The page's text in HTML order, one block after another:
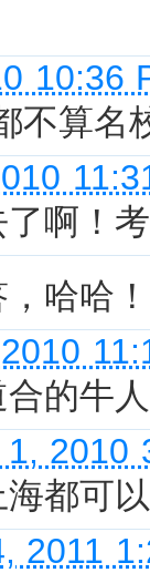
10:36
不算名
啊！
哈哈！
的牛
2010
都可
2011